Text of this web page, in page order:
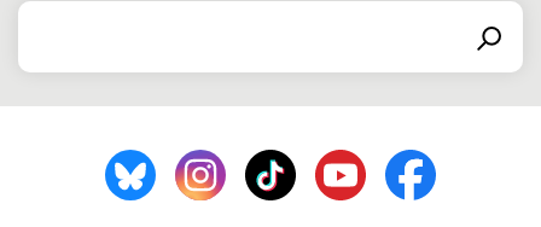
Suchen nach
Suchen